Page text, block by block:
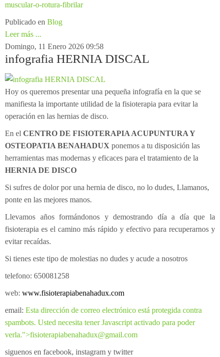
muscular-o-rotura-fibrilar
Publicado en Blog
Leer más ...
Domingo, 11 Enero 2026 09:58
infografia HERNIA DISCAL
Hoy os queremos presentar una pequeña infografía en la que se
manifiesta la importante utilidad de la fisioterapia para evitar la
operación en las hernias de disco.
En el CENTRO DE FISIOTERAPIA ACUPUNTURA Y
OSTEOPATIA BENAHADUX ponemos a tu disposición las
herramientas mas modernas y eficaces para el tratamiento de la
HERNIA DE DISCO
Si sufres de dolor por una hernia de disco, no lo dudes, Llamanos,
ponte en las mejores manos.
Llevamos años formándonos y demostrando día a día que la
fisioterapia es el camino más rápido y efectivo para recuperarnos y
evitar recaídas.
Si tienes este tipo de molestias no dudes y acude a nosotros
telefono: 650081258
web: www.fisioterapiabenahadux.com
email: Esta dirección de correo electrónico está protegida contra
spambots. Usted necesita tener Javascript activado para poder
verla.">fisioterapiabenahadux@gmail.com
siguenos en facebook, instagram y twitter